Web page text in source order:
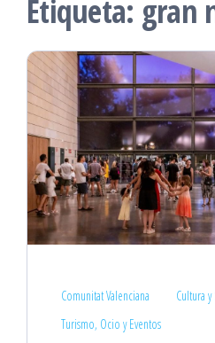
Etiqueta: gran
Comunitat Valenciana
Cultura
Turismo, Ocio y Eventos